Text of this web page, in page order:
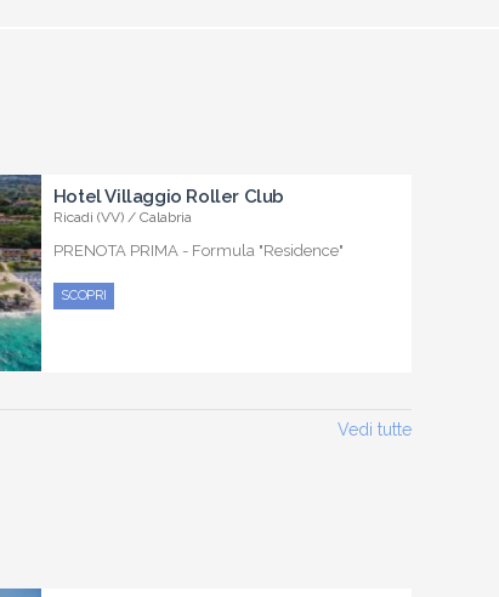
Hotel Villaggio Roller Club
Ricadi (VV) / Calabria
PRENOTA PRIMA - Formula "Residence"
SCOPRI
Vedi tutte